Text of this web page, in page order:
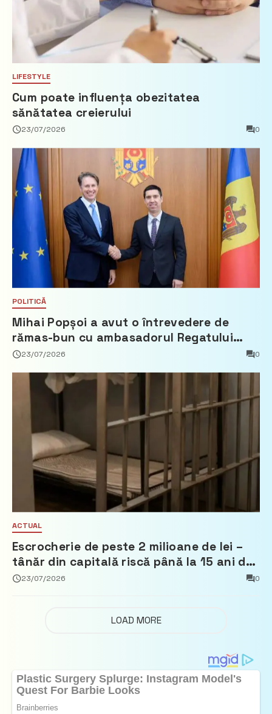
LIFESTYLE
Cum poate influența obezitatea
sănătatea creierului
23/07/2026 0
POLITICĂ
Mihai Popșoi a avut o întrevedere de
rămas-bun cu ambasadorul Regatului
Țărilor de Jos, Fred Duijn
23/07/2026 0
ACTUAL
Escrocherie de peste 2 milioane de lei –
tânăr din capitală riscă până la 15 ani de
închisoare
23/07/2026 0
LOAD MORE